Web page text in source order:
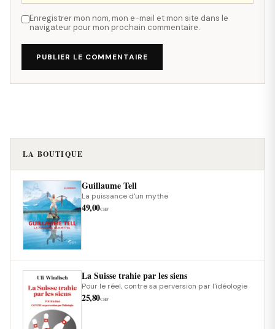
Enregistrer mon nom, mon e-mail et mon site dans le
navigateur pour mon prochain commentaire.
PUBLIER LE COMMENTAIRE
LA BOUTIQUE
Guillaume Tell
La puissance d'un mythe
49,00CHF
La Suisse trahie par les siens
Pour le réel, contre sa perversion par l'idéologie
25,80CHF